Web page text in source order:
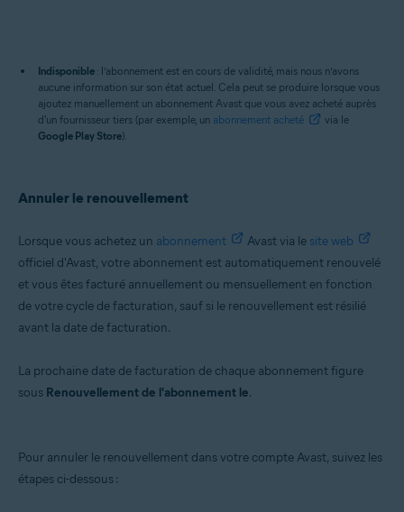
Indisponible : l’abonnement est en cours de validité, mais nous n’avons
aucune information sur son état actuel. Cela peut se produire lorsque vous
ajoutez manuellement un abonnement Avast que vous avez acheté auprès
d'un fournisseur tiers (par exemple, un abonnement acheté
via le
Google Play Store).
Annuler le renouvellement
Lorsque vous achetez un abonnement Avast via le site web
officiel d'Avast, votre abonnement est automatiquement renouvelé
et vous êtes facturé annuellement ou mensuellement en fonction
de votre cycle de facturation, sauf si le renouvellement est résilié
avant la date de facturation.
La prochaine date de facturation de chaque abonnement figure
sous Renouvellement de l'abonnement le.
Pour annuler le renouvellement dans votre compte Avast, suivez les
étapes ci-dessous :